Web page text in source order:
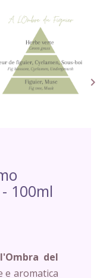

100ml
del
e aromatica